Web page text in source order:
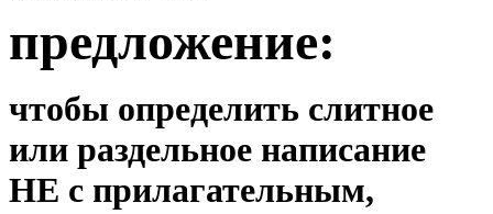
предложение:
чтобы определить слитное
или раздельное написание
НЕ с прилагательным,